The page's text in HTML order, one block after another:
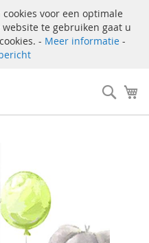
voor een optimale
te gebruiken gaat u
- Meer informatie -
Zoek